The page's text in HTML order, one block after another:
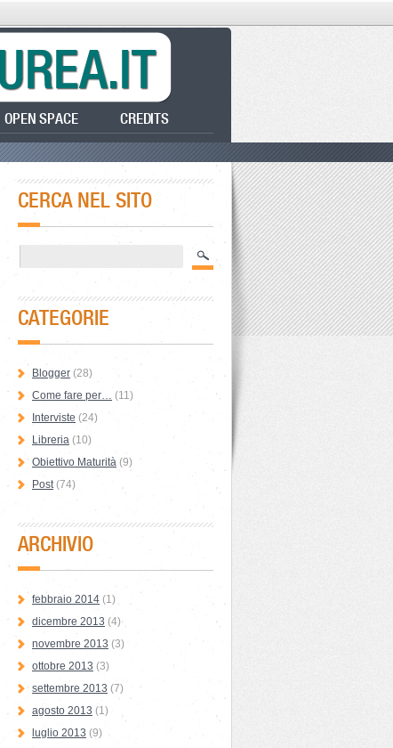
OPEN SPACE CREDITS
CERCA NEL SITO
CATEGORIE
Blogger (28)
Come fare per… (11)
Interviste (24)
Libreria (10)
Obiettivo Maturità (9)
Post(74)
ARCHIVIO
febbraio 2014 (1)
dicembre 2013 (4)
novembre 2013 (3)
ottobre 2013 (3)
settembre 2013 (7)
agosto 2013 (1)
luglio 2013 (9)